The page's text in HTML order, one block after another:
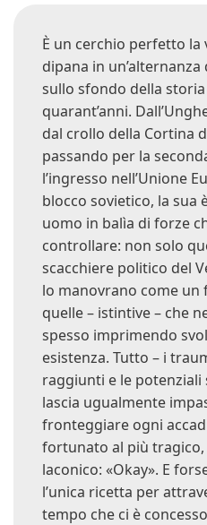
È un cerchio perfetto la
dipana in
sullo sfondo della
quarant’anni.
dal crollo della Cortina
passando per la
l’ingresso nell’Unione
blocco sovietico, la sua
uomo in balìa di forze
controllare: non solo
scacchiere politico del
lo manovrano come un
quelle – istintive – che
spesso imprimendo
esistenza. Tutto – i
raggiunti e le potenziali
lascia ugualmente
fronteggiare ogni
fortunato al più tragico,
laconico: «Okay». E
l’unica ricetta per
tempo che ci è